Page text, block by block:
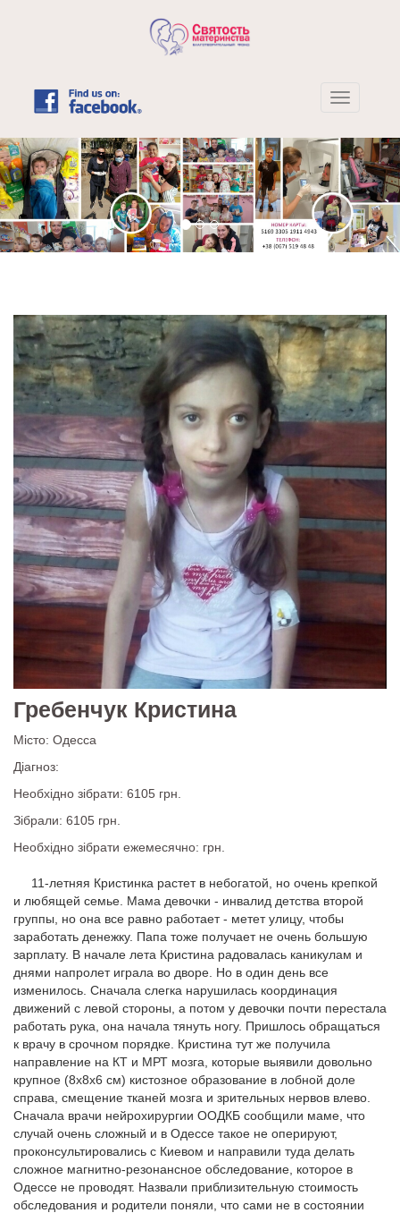
Гребенчук Кристина
Місто: Одесса
Діагноз:
Необхідно зібрати: 6105 грн.
Зібрали: 6105 грн.
Необхідно зібрати ежемесячно: грн.
11-летняя Кристинка растет в небогатой, но очень крепкой
и любящей семье. Мама девочки - инвалид детства второй
группы, но она все равно работает - метет улицу, чтобы
заработать денежку. Папа тоже получает не очень большую
зарплату. В начале лета Кристина радовалась каникулам и
днями напролет играла во дворе. Но в один день все
изменилось. Сначала слегка нарушилась координация
движений с левой стороны, а потом у девочки почти перестала
работать рука, она начала тянуть ногу. Пришлось обращаться
к врачу в срочном порядке. Кристина тут же получила
направление на КТ и МРТ мозга, которые выявили довольно
крупное (8х8х6 см) кистозное образование в лобной доле
справа, смещение тканей мозга и зрительных нервов влево.
Сначала врачи нейрохирургии ООДКБ сообщили маме, что
случай очень сложный и в Одессе такое не оперируют,
проконсультировались с Киевом и направили туда делать
сложное магнитно-резонансное обследование, которое в
Одессе не проводят. Назвали приблизительную стоимость
обследования и родители поняли, что сами не в состоянии